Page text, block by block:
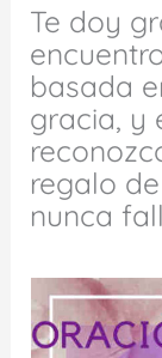
Te doy
basada
gracia, y
regalo
nunca